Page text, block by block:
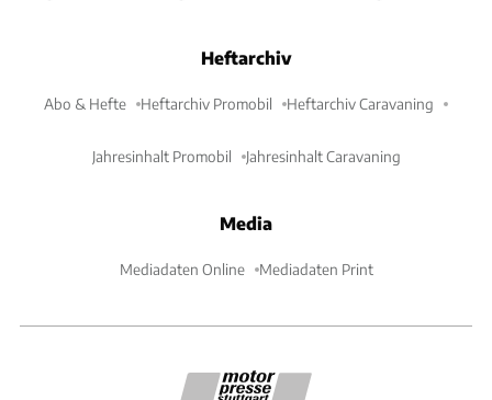
Heftarchiv
Abo & Hefte Heftarchiv Promobil Heftarchiv Caravaning
Jahresinhalt Promobil Jahresinhalt Caravaning
Media
Mediadaten Online Mediadaten Print